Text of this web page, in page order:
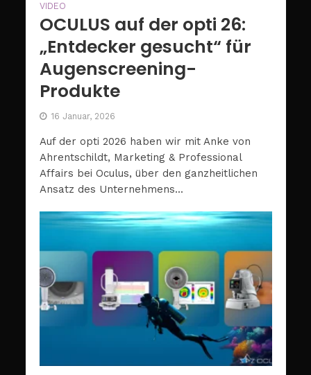
VIDEO
OCULUS auf der opti 26:
„Entdecker gesucht“ für
Augenscreening-
Produkte
16 Januar, 2026
Auf der opti 2026 haben wir mit Anke von
Ahrentschildt, Marketing & Professional
Affairs bei Oculus, über den ganzheitlichen
Ansatz des Unternehmens...